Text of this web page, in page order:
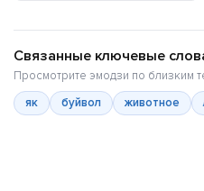
Связанные ключевые
Просмотрите эмодзи по близким
як
буйвол животное